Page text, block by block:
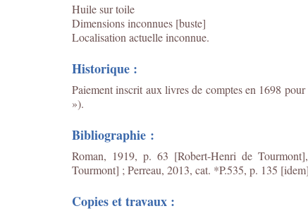
Huile sur toile
Dimensions inconnues [buste]
Localisation actuelle inconnue.
Historique :
Paiement inscrit aux livres de comptes en 1698
»).
Bibliographie :
Roman, 1919, p. 63 [Robert-Henri de
Tourmont] ; Perreau, 2013, cat. *P.535, p. 135
Copies et travaux :